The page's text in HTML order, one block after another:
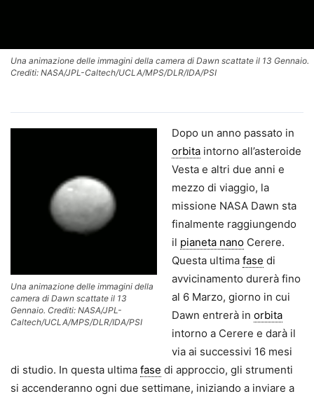
Una animazione delle immagini della camera di Dawn scattate il 13 Gennaio.
Crediti: NASA/JPL-Caltech/UCLA/MPS/DLR/IDA/PSI
Una animazione delle immagini della
camera di Dawn scattate il 13
Gennaio. Crediti: NASA/JPL-
Caltech/UCLA/MPS/DLR/IDA/PSI
Dopo un anno passato in
orbita intorno all’asteroide
Vesta e altri due anni e
mezzo di viaggio, la
missione NASA Dawn sta
finalmente raggiungendo
il pianeta nano Cerere.
Questa ultima fase di
avvicinamento durerà fino
al 6 Marzo, giorno in cui
Dawn entrerà in orbita
intorno a Cerere e darà il
via ai successivi 16 mesi
di studio. In questa ultima fase di approccio, gli strumenti
si accenderanno ogni due settimane, iniziando a inviare a